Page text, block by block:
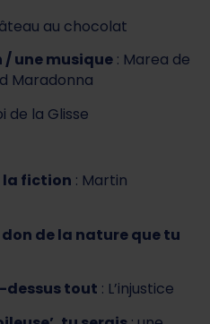
au chocolat
/ une musique : Marea de
Maradonna
de la Glisse
la fiction : Martin
de la nature que tu
dessus tout : L’injustice